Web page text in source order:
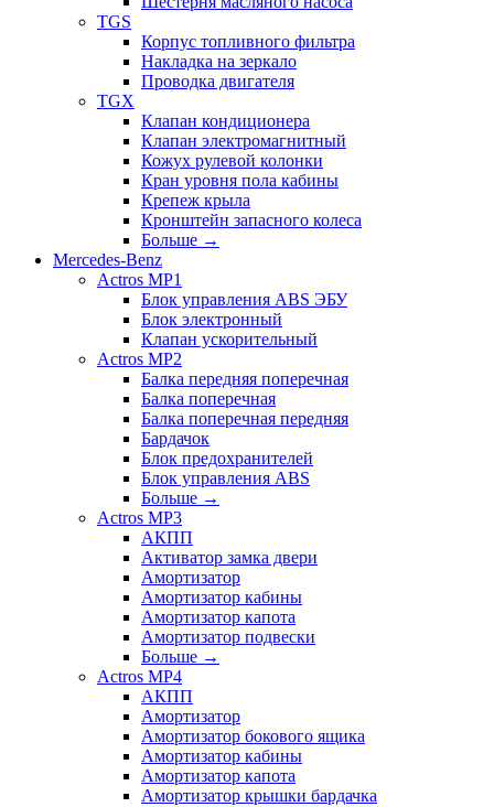
TGS
Корпус топливного фильтра
Накладка на зеркало
Проводка двигателя
TGX
Клапан кондиционера
Клапан электромагнитный
Кожух рулевой колонки
Кран уровня пола кабины
Крепеж крыла
Кронштейн запасного колеса
Больше →
Mercedes-Benz
Actros MP1
Блок управления ABS ЭБУ
Блок электронный
Клапан ускорительный
Actros MP2
Балка передняя поперечная
Балка поперечная
Балка поперечная передняя
Бардачок
Блок предохранителей
Блок управления ABS
Больше →
Actros MP3
АКПП
Активатор замка двери
Амортизатор
Амортизатор кабины
Амортизатор капота
Амортизатор подвески
Больше →
Actros MP4
АКПП
Амортизатор
Амортизатор бокового ящика
Амортизатор кабины
Амортизатор капота
Амортизатор крышки бардачка